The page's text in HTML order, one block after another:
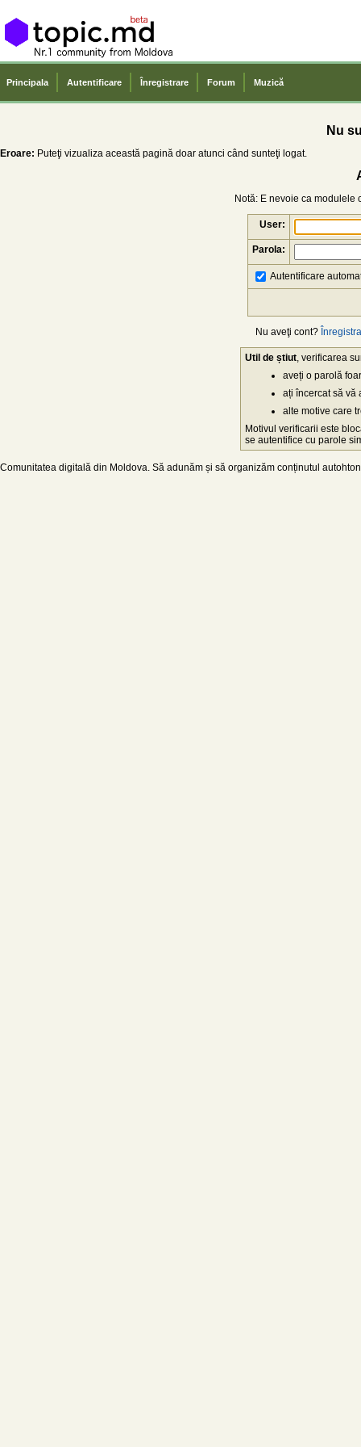
Principala Autentificare Înregistrare Forum Muzică
Nu
Eroare: Puteţi vizualiza această pagină doar atunci când sunteţi logat.
Notă: E nevoie ca modulele
User:
Parola:
Autentificare
Nu aveţi cont?
Util de știut , verificarea
aveți o parolă
ați încercat să vă
alte motive care
Motivul verificarii este
se autentifice cu parole
Comunitatea digitală din Moldova. Să adunăm și să organizăm conținutul